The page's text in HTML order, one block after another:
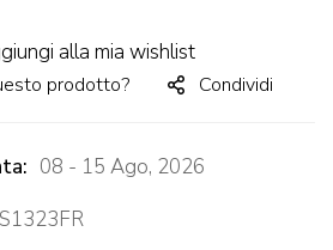
alla mia wishlist
prodotto? Condividi
08 - 15 Ago, 2026